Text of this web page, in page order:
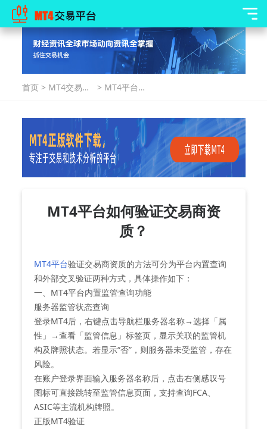
首页 > MT4交易指
> MT4平台如
MT4平台如何验证交易商资
质？
MT4平台验证交易商资质的方法可分为‌平台内置查询‌
和‌外部交叉验证‌两种方式，具体操作如下：
一、MT4平台内置监管查询功能
‌服务器监管状态查询‌
登录MT4后，右键点击导航栏服务器名称→选择「属
性」→查看「监管信息」标签页，显示关联的监管机
构及牌照状态。若显示“否”，则服务器未受监管，存在
风险‌。
在账户登录界面输入服务器名称后，点击右侧感叹号
图标可直接跳转至监管信息页面，支持查询FCA、
ASIC等主流机构牌照‌。
‌正版MT4验证‌